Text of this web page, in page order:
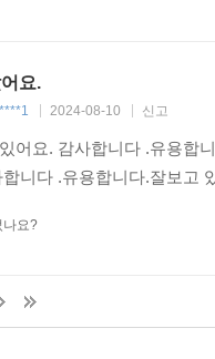
요.
2024-08-10 신고
어요. 감사합니다 .유용합
합니다 .유용합니다.잘보고
나요?